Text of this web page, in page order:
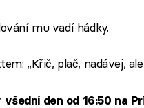
mu vadí hádky.
„Křič, plač, nadávej,
den od 16:50 na